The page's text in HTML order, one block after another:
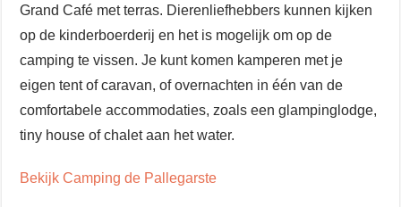
Grand Café met terras. Dierenliefhebbers kunnen kijken
op de kinderboerderij en het is mogelijk om op de
camping te vissen. Je kunt komen kamperen met je
eigen tent of caravan, of overnachten in één van de
comfortabele accommodaties, zoals een glampinglodge,
tiny house of chalet aan het water.
Bekijk Camping de Pallegarste